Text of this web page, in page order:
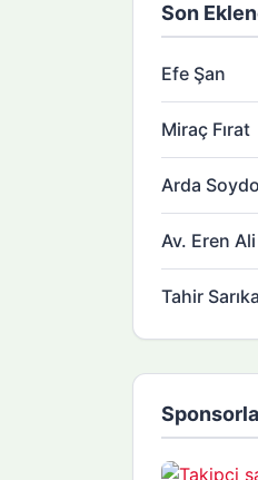
Son
Efe Şan
Miraç Fırat
Arda
Av. Eren
Tahir